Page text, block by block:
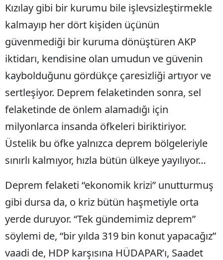
Kızılay gibi bir kurumu bile işlevsizleştirmekle
kalmayıp her dört kişiden üçünün
güvenmediği bir kuruma dönüştüren AKP
iktidarı, kendisine olan umudun ve güvenin
kaybolduğunu gördükçe çaresizliği artıyor ve
sertleşiyor. Deprem felaketinden sonra, sel
felaketinde de önlem alamadığı için
milyonlarca insanda öfkeleri biriktiriyor.
Üstelik bu öfke yalnızca deprem bölgeleriyle
sınırlı kalmıyor, hızla bütün ülkeye yayılıyor…
Deprem felaketi “ekonomik krizi” unutturmuş
gibi dursa da, o kriz bütün haşmetiyle orta
yerde duruyor. “Tek gündemimiz deprem”
söylemi de, “bir yılda 319 bin konut yapacağız”
vaadi de, HDP karşısına HÜDAPAR’ı, Saadet